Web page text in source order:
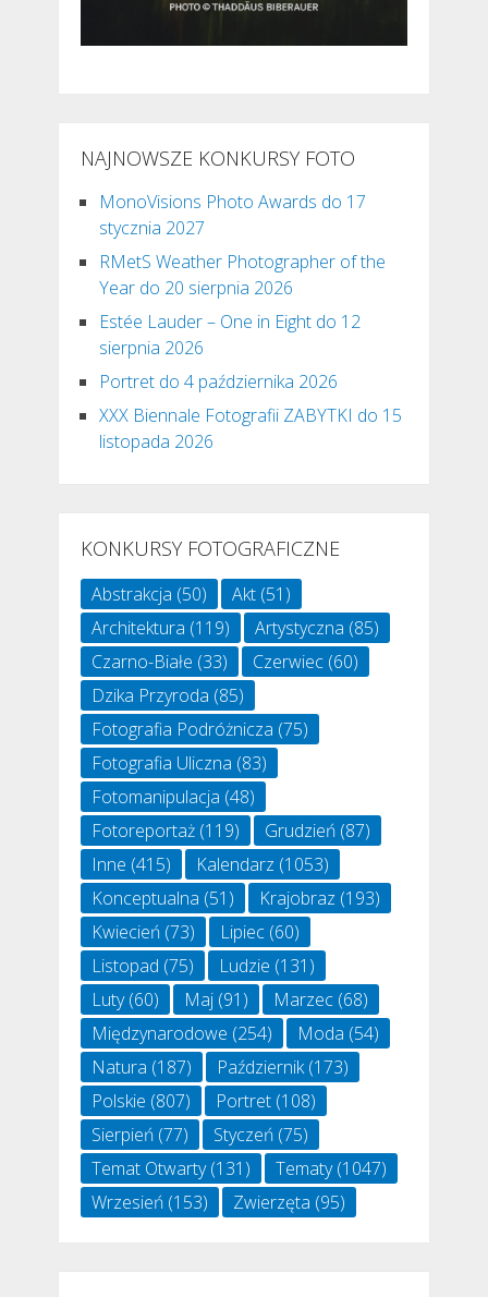
NAJNOWSZE KONKURSY FOTO
MonoVisions Photo Awards do 17
stycznia 2027
RMetS Weather Photographer of the
Year do 20 sierpnia 2026
Estée Lauder – One in Eight do 12
sierpnia 2026
Portret do 4 października 2026
XXX Biennale Fotografii ZABYTKI do 15
listopada 2026
KONKURSY FOTOGRAFICZNE
Abstrakcja (50) Akt(51)
Architektura (119) Artystyczna (85)
Czarno-Białe (33) Czerwiec(60)
Dzika Przyroda (85)
Fotografia Podróżnicza (75)
Fotografia Uliczna (83)
Fotomanipulacja (48)
Fotoreportaż(119) Grudzień(87)
Inne (415) Kalendarz (1053)
Konceptualna (51) Krajobraz (193)
Kwiecień(73) Lipiec(60)
Listopad (75) Ludzie (131)
Luty(60) Maj(91) Marzec(68)
Międzynarodowe (254) Moda (54)
Natura (187) Październik(173)
Polskie (807) Portret(108)
Sierpień(77) Styczeń(75)
Temat Otwarty(131) Tematy(1047)
Wrzesień(153) Zwierzęta (95)